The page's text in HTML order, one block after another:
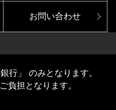
お問い合わせ
行」 のみとなります。
負担となります。